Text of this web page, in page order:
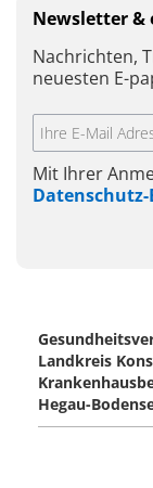
Newsletter &
Nachrichten,
neuesten E-
Mit Ihrer
Landkreis
Hegau-